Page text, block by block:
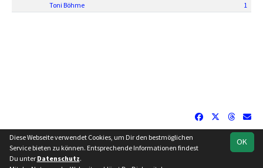
Toni Böhme
1
soccero.de OK
Diese Webseite verwendet Cookies, um Dir den bestmöglichen
Service bieten zu können. Entsprechende Informationen findest
Du unter Datenschutz.